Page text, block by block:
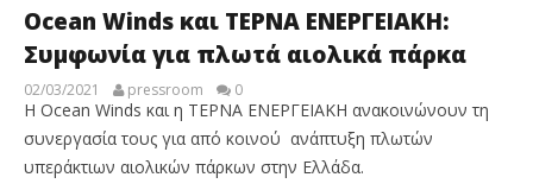
Ocean Winds και ΤΕΡΝΑ ΕΝΕΡΓΕΙΑΚΗ:
Συμφωνία για πλωτά αιολικά πάρκα
02/03/2021 pressroom 0
Η Ocean Winds και η ΤΕΡΝΑ ΕΝΕΡΓΕΙΑΚΗ ανακοινώνουν τη
συνεργασία τους για από κοινού ανάπτυξη πλωτών
υπεράκτιων αιολικών πάρκων στην Ελλάδα.